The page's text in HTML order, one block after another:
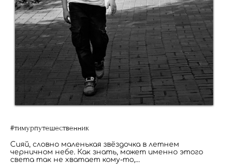
#тимурпутешественник
Сияй, словно маленькая звёздочка в летнем
черничном небе. Как знать, может именно этого
света так не хватает кому-то,...